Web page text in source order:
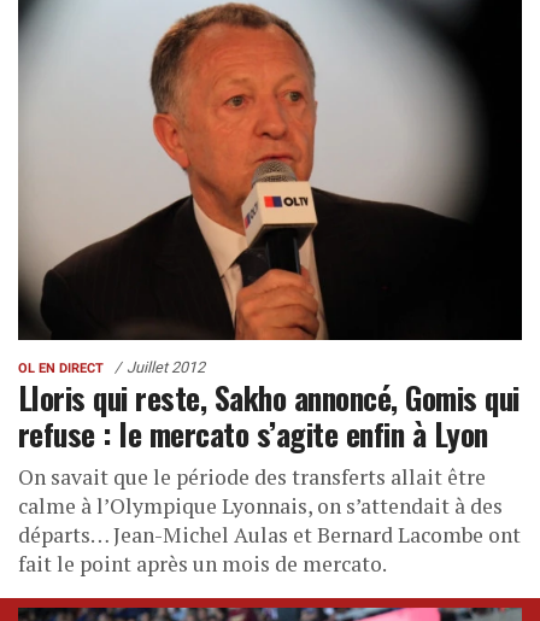
OL EN DIRECT Juillet 2012
Lloris qui reste, Sakho annoncé, Gomis qui
refuse : le mercato s’agite enfin à Lyon
On savait que le période des transferts allait être
calme à l’Olympique Lyonnais, on s’attendait à des
départs… Jean-Michel Aulas et Bernard Lacombe ont
fait le point après un mois de mercato.